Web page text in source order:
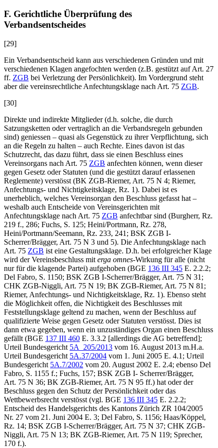
F. Gerichtliche Überprüfung des
Verbandsentscheides
[29]
Ein Verbandsentscheid kann aus verschiedenen Gründen und mit
verschiedenen Klagen angefochten werden (z.B. gestützt auf Art. 27
ff. ZGB bei Verletzung der Persönlichkeit). Im Vordergrund steht
aber die vereinsrechtliche Anfechtungsklage nach Art. 75 ZGB.
[30]
Direkte und indirekte Mitglieder (d.h. solche, die durch
Satzungsketten oder vertraglich an die Verbandsregeln gebunden
sind) geniessen – quasi als Gegenstück zu ihrer Verpflichtung, sich
an die Regeln zu halten – auch Rechte. Eines davon ist das
Schutzrecht, das dazu führt, dass sie einen Beschluss eines
Vereinsorgans nach Art. 75 ZGB anfechten können, wenn dieser
gegen Gesetz oder Statuten (und die gestützt darauf erlassenen
Reglemente) verstösst (BK ZGB-Riemer, Art. 75 N 4; Riemer,
Anfechtungs- und Nichtigkeitsklage, Rz. 1). Dabei ist es
unerheblich, welches Vereinsorgan den Beschluss gefasst hat –
weshalb auch Entscheide von Vereinsgerichten mit
Anfechtungsklage nach Art. 75 ZGB anfechtbar sind (Burgherr, Rz.
219 f., 286; Fuchs, S. 125; Heini/Portmann, Rz. 278,
Heini/Portmann/Seemann, Rz. 233, 241; BSK ZGB I-
Scherrer/Brägger, Art. 75 N 3 und 5). Die Anfechtungsklage nach
Art. 75 ZGB ist eine Gestaltungsklage. D.h. bei erfolgreicher Klage
wird der Vereinsbeschluss mit erga omnes-Wirkung für alle (nicht
nur für die klagende Partei) aufgehoben (BGE 136 III 345 E. 2.2.2;
Del Fabro, S. 1150; BSK ZGB I-Scherrer/Brägger, Art. 75 N 31;
CHK ZGB-Niggli, Art. 75 N 19; BK ZGB-Riemer, Art. 75 N 81;
Riemer, Anfechtungs- und Nichtigkeitsklage, Rz. 1). Ebenso steht
die Möglichkeit offen, die Nichtigkeit des Beschlusses mit
Feststellungsklage geltend zu machen, wenn der Beschluss auf
qualifizierte Weise gegen Gesetz oder Statuten verstösst. Dies ist
dann etwa gegeben, wenn ein unzuständiges Organ einen Beschluss
gefällt (BGE 137 III 460 E. 3.3.2 [allerdings die AG betreffend];
Urteil Bundesgericht 5A_205/2013 vom 16. August 2013 m.H.a.
Urteil Bundesgericht 5A.37/2004 vom 1. Juni 2005 E. 4.1; Urteil
Bundesgericht 5A.7/2002 vom 20. August 2002 E. 2.4; ebenso Del
Fabro, S. 1155 f.; Fuchs, 157; BSK ZGB I- Scherrer/Brägger,
Art. 75 N 36; BK ZGB-Riemer, Art. 75 N 95 ff.) hat oder der
Beschluss gegen den Schutz der Persönlichkeit oder das
Wettbewerbsrecht verstösst (vgl. BGE 136 III 345 E. 2.2.2;
Entscheid des Handelsgerichts des Kantons Zürich ZR 104/2005
Nr. 27 vom 21. Juni 2004 E. 3; Del Fabro, S. 1156; Haas/Köppel,
Rz. 14; BSK ZGB I-Scherrer/Brägger, Art. 75 N 37; CHK ZGB-
Niggli, Art. 75 N 13; BK ZGB-Riemer, Art. 75 N 119; Sprecher,
170 f.).